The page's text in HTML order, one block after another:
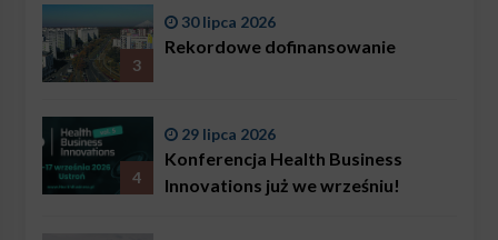
problemem są nie tylko choroby
3
30 lipca 2026
Rekordowe dofinansowanie
4
29 lipca 2026
Konferencja Health Business
Innovations już we wrześniu!